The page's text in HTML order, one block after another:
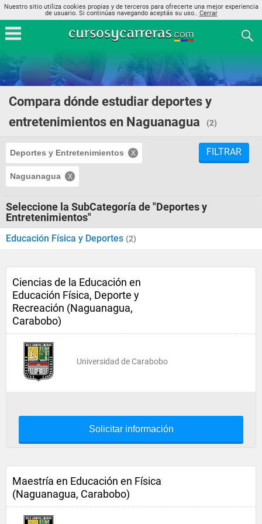
Nuestro sitio utiliza cookies propias y de terceros para ofrecerte una mejor experiencia
de usuario. Si continúas navegando aceptás su uso.. Cerrar
Compara dónde estudiar deportes y
entretenimientos en Naguanagua
(2)
Deportes y Entretenimientos
Naguanagua
FILTRAR
Seleccione la SubCategoría de "Deportes y
Entretenimientos"
Educación Física y Deportes (2)
Ciencias de la Educación en
Educación Física, Deporte y
Recreación (Naguanagua,
Carabobo)
Universidad de Carabobo
Solicitar información
Maestría en Educación en Física
(Naguanagua, Carabobo)